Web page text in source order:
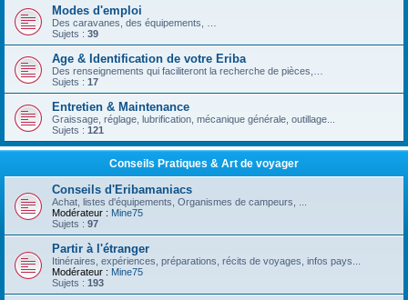
Modes d'emploi
Des caravanes, des équipements, …
Sujets : 39
Age & Identification de votre Eriba
Des renseignements qui faciliteront la recherche de pièces,…
Sujets : 17
Entretien & Maintenance
Graissage, réglage, lubrification, mécanique générale, outillage...
Sujets : 121
Conseils Pratiques & Art de voyager
Conseils d'Eribamaniacs
Achat, listes d'équipements, Organismes de campeurs, ...
Modérateur : Mine75
Sujets : 97
Partir à l'étranger
Itinéraires, expériences, préparations, récits de voyages, infos pays...
Modérateur : Mine75
Sujets : 193